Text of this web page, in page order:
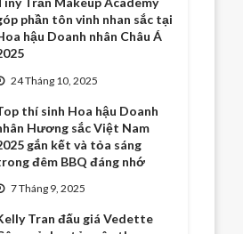
phần tôn vinh nhan sắc tại
hậu Doanh nhân Châu Á
24 Tháng 10, 2025
thí sinh Hoa hậu Doanh
Hương sắc Việt Nam
gắn kết và tỏa sáng
đêm BBQ đáng nhớ
7 Tháng 9, 2025
Tran đấu giá Vedette